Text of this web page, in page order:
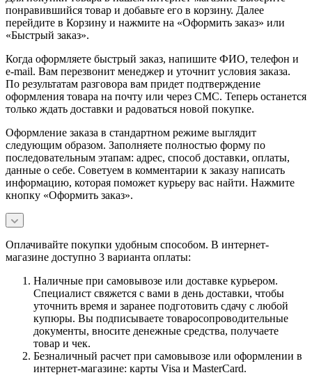
понравившийся товар и добавьте его в корзину. Далее
перейдите в Корзину и нажмите на «Оформить заказ» или
«Быстрый заказ».
Когда оформляете быстрый заказ, напишите ФИО, телефон и
e-mail. Вам перезвонит менеджер и уточнит условия заказа.
По результатам разговора вам придет подтверждение
оформления товара на почту или через СМС. Теперь останется
только ждать доставки и радоваться новой покупке.
Оформление заказа в стандартном режиме выглядит
следующим образом. Заполняете полностью форму по
последовательным этапам: адрес, способ доставки, оплаты,
данные о себе. Советуем в комментарии к заказу написать
информацию, которая поможет курьеру вас найти. Нажмите
кнопку «Оформить заказ».
Оплачивайте покупки удобным способом. В интернет-
магазине доступно 3 варианта оплаты:
Наличные при самовывозе или доставке курьером.
Специалист свяжется с вами в день доставки, чтобы
уточнить время и заранее подготовить сдачу с любой
купюры. Вы подписываете товаросопроводительные
документы, вносите денежные средства, получаете
товар и чек.
Безналичный расчет при самовывозе или оформлении в
интернет-магазине: карты Visa и MasterCard.